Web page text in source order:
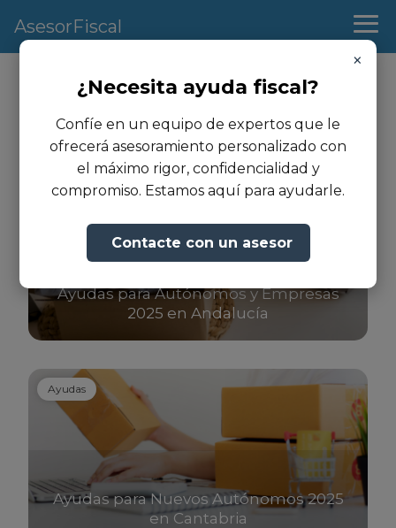
AsesorFiscal
Autonomos
×
¿Necesita ayuda fiscal?
Confíe en un equipo de expertos que le
ofrecerá asesoramiento personalizado con
el máximo rigor, confidencialidad y
compromiso. Estamos aquí para ayudarle.
Contacte con un asesor
Ayudas para Autónomos y Empresas
2025 en Andalucía
Ayudas
Ayudas para Nuevos Autónomos 2025
en Cantabria